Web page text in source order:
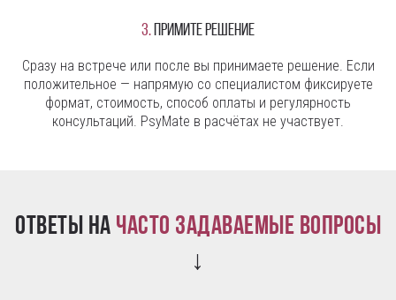
3.Примите решение
Сразу на встрече или после вы принимаете решение. Если
положительное — напрямую со специалистом фиксируете
формат, стоимость, способ оплаты и регулярность
консультаций. PsyMate в расчётах не участвует.
Ответы на часто задаваемые вопросы
↓